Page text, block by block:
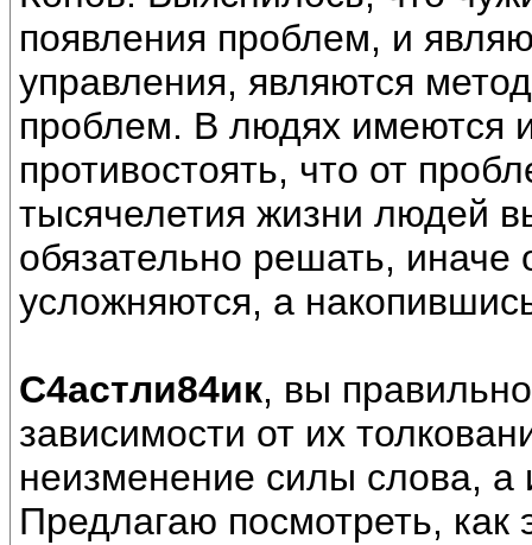
появления проблем, и
управления, являются
проблем. В людях имеются
противостоять, что от
тысячелетия жизни людей
обязательно решать,
усложняются, а
С4астли84ик, вы
зависимости от их
неизменение силы слова, а
Предлагаю посмотреть,